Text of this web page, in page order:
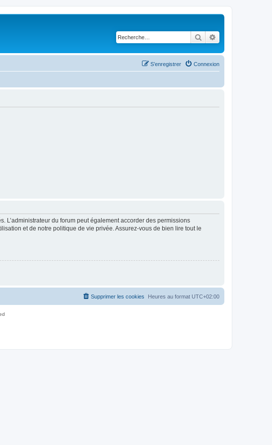
Rechercher
Connexion
S’enregistrer
L’administrateur du forum peut également accorder des permissions
et de notre politique de vie privée. Assurez-vous de bien lire tout le
Heures au format UTC+02:00
Supprimer les cookies